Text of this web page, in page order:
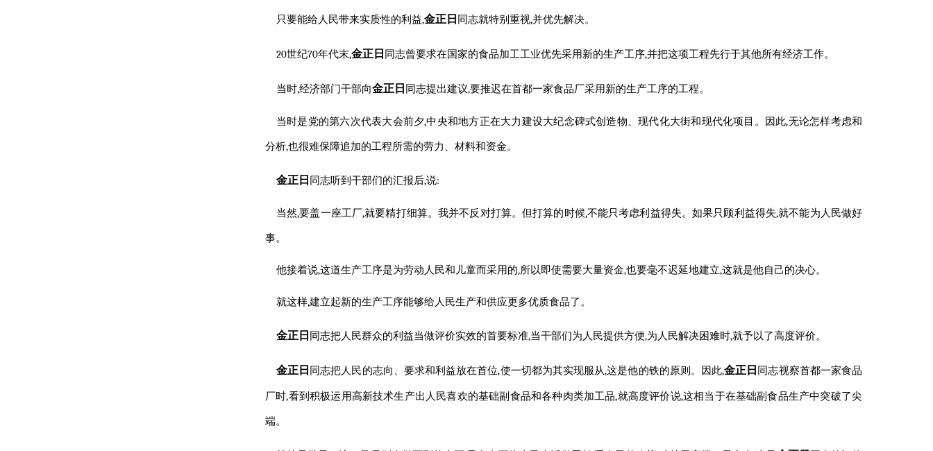
只要能给人民带来实质性的利益,金正日 同志就特别重视,并优先解决。
20世纪70年代末,金正日 同志曾要求在国家的食品加工工业优先采用新的生产工序,并把这项工程先行于其他所有经济工作。
当时,经济部门干部向金正日 同志提出建议,要推迟在首都一家食品厂采用新的生产工序的工程。
当时是党的第六次代表大会前夕,中央和地方正在大力建设大纪念碑式创造物、现代化大街和现代化项目。因此,无论怎样考虑和
分析,也很难保障追加的工程所需的劳力、材料和资金。
金正日 同志听到干部们的汇报后,说:
当然,要盖一座工厂,就要精打细算。我并不反对打算。但打算的时候,不能只考虑利益得失。如果只顾利益得失,就不能为人民做好
事。
他接着说,这道生产工序是为劳动人民和儿童而采用的,所以即使需要大量资金,也要毫不迟延地建立,这就是他自己的决心。
就这样,建立起新的生产工序能够给人民生产和供应更多优质食品了。
金正日 同志把人民群众的利益当做评价实效的首要标准,当干部们为人民提供方便,为人民解决困难时,就予以了高度评价。
金正日 同志把人民的志向、要求和利益放在首位,使一切都为其实现服从,这是他的铁的原则。因此,金正日 同志视察首都一家食品
厂时,看到积极运用高新技术生产出人民喜欢的基础副食品和各种肉类加工品,就高度评价说,这相当于在基础副食品生产中突破了尖
端。